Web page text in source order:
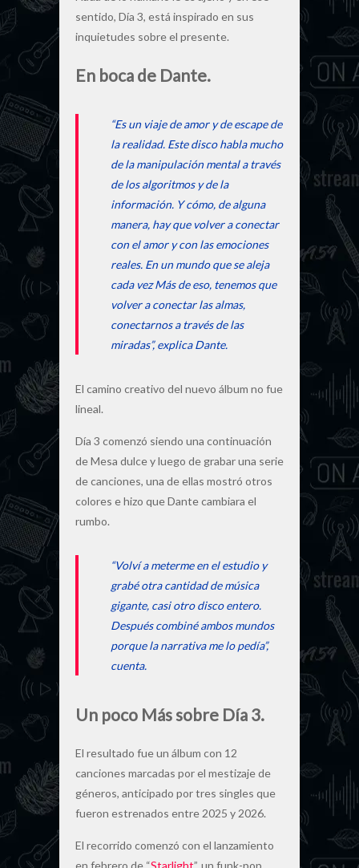
sentido, Día 3, está inspirado en sus
inquietudes sobre el presente.
En boca de Dante.
“Es un viaje de amor y de escape de
la realidad. Este disco habla mucho
de la manipulación mental a través
de los algoritmos y de la
información. Y cómo, de alguna
manera, hay que volver a conectar
con el amor y con las emociones
reales. En un mundo que se aleja
cada vez Más de eso, tenemos que
volver a conectar las almas,
conectarnos a través de las
miradas”, explica Dante.
El camino creativo del nuevo álbum no fue
lineal.
Día 3 comenzó siendo una continuación
de Mesa dulce y luego de grabar una serie
de canciones, una de ellas mostró otros
colores e hizo que Dante cambiara el
rumbo.
“Volví a meterme en el estudio y
grabé otra cantidad de música
gigante, casi otro disco entero.
Después combiné ambos mundos
porque la narrativa me lo pedía”,
cuenta.
Un poco Más sobre Día 3.
El resultado fue un álbum con 12
canciones marcadas por el mestizaje de
géneros, anticipado por tres singles que
fueron estrenados entre 2025 y 2026.
El recorrido comenzó con el lanzamiento